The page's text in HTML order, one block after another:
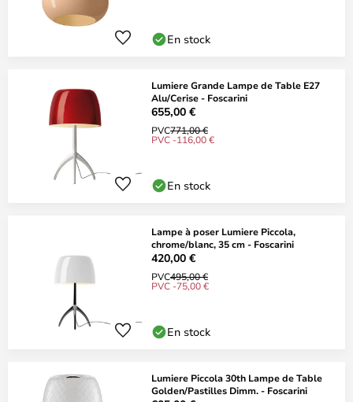
En stock
Lumiere Grande Lampe de Table E27
Alu/Cerise - Foscarini
655,00 €
PVC771,00 €
PVC -116,00 €
En stock
Lampe à poser Lumiere Piccola,
chrome/blanc, 35 cm - Foscarini
420,00 €
PVC495,00 €
PVC -75,00 €
En stock
Lumiere Piccola 30th Lampe de Table
Golden/Pastilles Dimm. - Foscarini